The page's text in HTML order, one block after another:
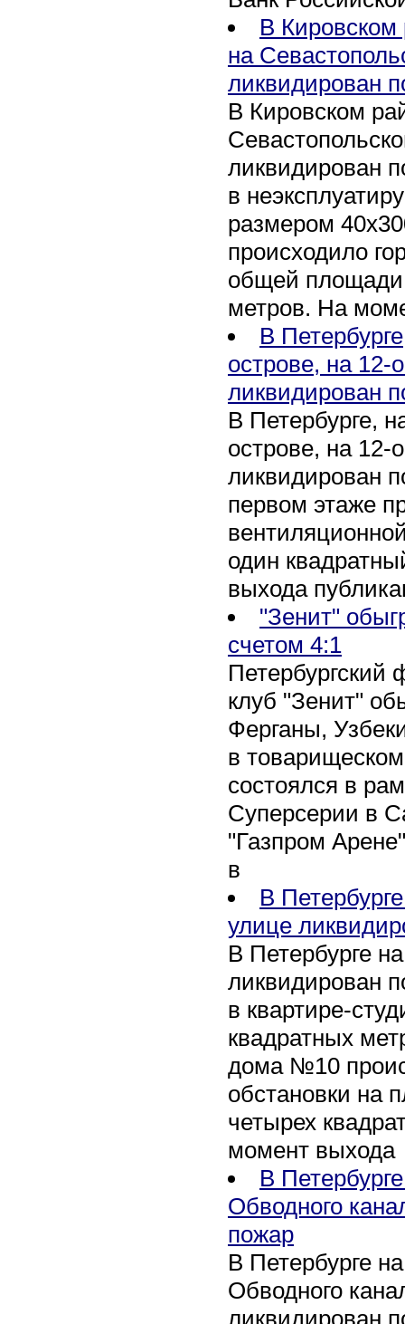
В Кировском
на
ликвидирован
В Кировском
ликвидирован
в
размером
происходило
общей площади
метров. На
В
острове, на 12-
ликвидирован
В Петербурге,
острове, на 12-
ликвидирован
первом этаже
один
выхода
"Зенит"
счетом 4:1
Петербургский
клуб "Зенит"
Ферганы,
в
состоялся в
Суперсерии в
"Газпром
в
В
улице
В Петербурге
ликвидирован
в квартире-
квадратных
дома №10
обстановки на
четырех
момент выхода
В
Обводного
пожар
В Петербурге
Обводного
ликвидирован